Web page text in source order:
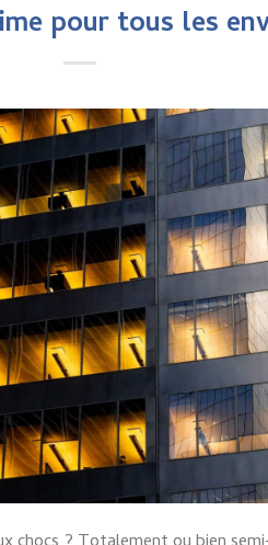
pour tous les